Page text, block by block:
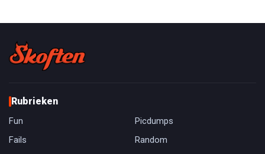
Rubrieken
Fun
Picdumps
Fails
Random